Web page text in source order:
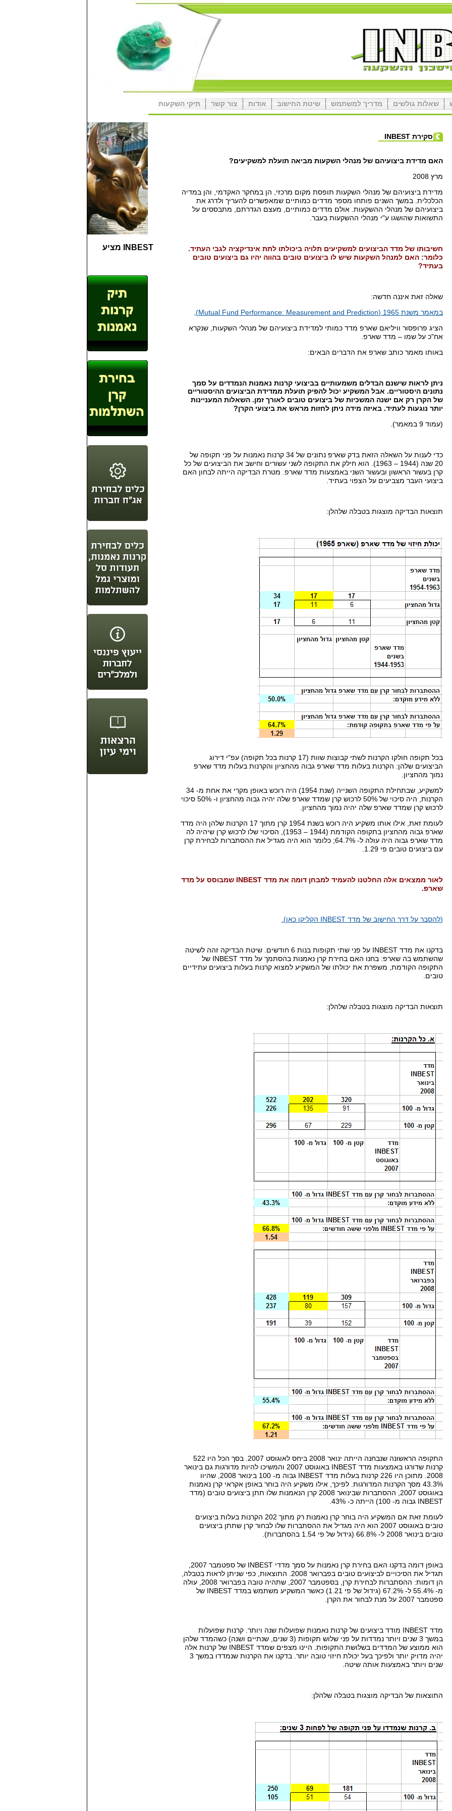
שאלות גולשים מדריך למשתמש שיטת החישוב אודות צור קשר תיקי השקעות
סקירת INBEST
האם מדידת ביצועיהם של מנהלי השקעות מביאה תועלת למשקיעים?
מרץ 2008
מדידת ביצועיהם של מנהלי השקעות תופסת מקום מרכזי
הן במחקר האקדמי
והן במדיה
הכלכלית במשך השנים פותחו מספר מדדים כמותיים שמאפשרים להעריך ולדרג את
ביצועיהם של מנהלי ההשקעות אולם מדדים כמותיים מעצם הגדרתם
מתבססים על
התשואות שהושגו ע"י מנהלי ההשקעות בעבר
חשיבותו של מדד הביצועים למשקיעים תלויה ביכולתו לתת אינדיקציה לגבי העתיד.
כלומר: האם למנהל השקעות שיש לו ביצועים טובים בהווה יהיו גם ביצועים טובים
בעתיד?
שאלה זאת איננה חדשה:
במאמר משנת 1965
(Mutual Fund Performance: Measurement and Prediction),
הציג פרופסור וויליאם שארפ מדד כמותי למדידת ביצועיהם של מנהלי השקעות שנקרא
אח"כ על שמו – מדד שארפ
באותו מאמר כותב שארפ את הדברים הבאים:
ניתן לראות שישנם הבדלים משמעותיים בביצועי קרנות נאמנות הנמדדים על סמך
נתונים היסטוריים. אבל המשקיע יכול להפיק תועלת ממדידת הביצועים ההיסטוריים
של הקרן רק אם ישנה המשכיות של ביצועים טובים לאורך זמן. השאלות המעניינות
יותר נוגעות לעתיד. באיזה מידה ניתן לחזות מראש את ביצועי הקרן?
(עמוד 9 במאמר).
כדי לענות על השאלה הזאת בדק שארפ נתונים של 34 קרנות נאמנות על פני תקופה של
20 שנה (1944 – 1963).
הוא חילק את התקופה לשני עשורים וחישב את הביצועים של כל
קרן בעשור הראשון ובעשור השני באמצעות מדד שארפ
מטרת הבדיקה הייתה לבחון האם
ביצועי העבר מצביעים על הצפוי בעתיד
תוצאות הבדיקה מוצגות בטבלה שלהלן:
בכל תקופה חולקו הקרנות לשתי קבוצות שוות (17 קרנות בכל תקופה) עפ"י דירוג
הביצועים שלהן: הקרנות בעלות מדד שארפ גבוה מהחציון והקרנות בעלות מדד שארפ
נמוך מהחציון
למשקיע שבתחילת התקופה השנייה (שנת 1954) היה רוכש באופן מקרי את אחת מ- 34
הקרנות היה סיכוי של 50% לרכוש קרן שמדד שארפ שלה יהיה גבוה מהחציון ו- 50%
סיכוי
לרכוש קרן שמדד שארפ שלה יהיה נמוך מהחציון
לעומת זאת אילו אותו משקיע היה רוכש בשנת 1954 קרן מתוך 17 הקרנות שלהן היה מדד
שארפ גבוה מהחציון בתקופה הקודמת (1944 – 1953),
הסיכוי שלו לרכוש קרן שיהיה לה
מדד שארפ גבוה היה עולה ל- 64.7%;
כלומר הוא היה מגדיל את ההסתברות לבחירת קרן
עם ביצועים טובים פי 1.29.
לאור ממצאים אלה החלטנו להעמיד למבחן דומה את מדד INBEST שמבוסס על מדד
שארפ.
(להסבר על דרך החישוב של מדד INBEST הקליקו כאן).
בדקנו את מדד INBEST על פני שתי תקופות בנות 6 חודשים שיטת הבדיקה זהה לשיטה
שהשתמש בה שארפ: בחנו האם בחירת קרן נאמנות בהסתמך על מדד INBEST של
התקופה הקודמת משפרת את יכולתו של המשקיע למצוא קרנות בעלות ביצועים עתידיים
טובים
תוצאות הבדיקה מוצגות בטבלה שלהלן:
התקופה הראשונה שנבחנה הייתה ינואר 2008 ביחס לאוגוסט 2007. בסך הכל היו 522
קרנות שדורגו באמצעות מדד INBEST באוגוסט 2007 והמשיכו להיות מדורגות גם בינואר
2008.
מתוכן היו 226 קרנות בעלות מדד INBEST גבוה מ- 100 בינואר 2008, שהיוו
43.3% מסך הקרנות המדורגות לפיכך אילו משקיע היה בוחר באופן אקראי קרן נאמנות
באוגוסט 2007, ההסתברות שבינואר 2008 קרן הנאמנות שלו תתן ביצועים טובים (מדד
INBEST גבוה מ- 100) הייתה כ- 43%.
לעומת זאת אם המשקיע היה בוחר קרן נאמנות רק מתוך 202 הקרנות בעלות ביצועים
טובים באוגוסט 2007 הוא היה מגדיל את ההסתברות שלו לבחור קרן שתתן ביצועים
טובים בינואר 2008 ל- 66.8% ( גידול של פי 1.54 בהסתברות).
באופן דומה בדקנו האם בחירת קרן נאמנות על סמך מדדי INBEST של ספטמבר 2007,
תגדיל את הסיכויים לביצועים טובים בפברואר 2008. התוצאות כפי שניתן לראות בטבלה
הן דומות: ההסתברות לבחירת קרן בספטמבר 2007, שתהיה טובה בפברואר 2008, עולה
מ- 55.4% ל- 67.2% ( גידול של פי 1.21) כאשר המשקיע משתמש במדד INBEST של
ספטמבר 2007 על מנת לבחור את הקרן
מדד INBEST מודד ביצועים של קרנות נאמנות שפועלות שנה ויותר קרנות שפועלות
במשך 3 שנים ויותר נמדדות על פני שלוש תקופות (3 שנים שנתיים ושנה) כשהמדד שלהן
הוא ממוצע של המדדים בשלושת התקופות היינו מצפים שמדד INBEST של קרנות אלה
יהיה מדויק יותר ולפיכך בעל יכולת חיזוי טובה יותר בדקנו את הקרנות שנמדדו במשך 3
שנים ויותר באמצעות אותה שיטה
התוצאות של הבדיקה מוצגות בטבלה שלהלן:
INBEST מציע